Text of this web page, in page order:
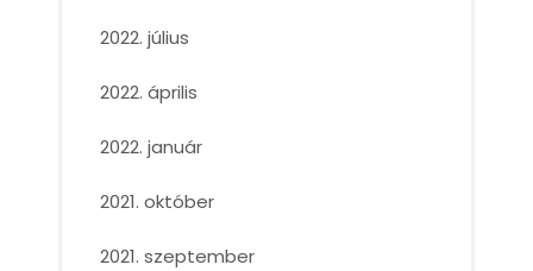
2022. július
2022. április
2022. január
2021. október
2021. szeptember